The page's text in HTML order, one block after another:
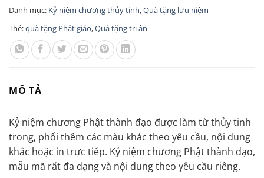
Danh mục: Kỷ niệm chương thủy tinh,Quà tặng lưu niệm
Thẻ:quà tặng Phật giáo,Quà tặng tri ân
MÔ TẢ
Kỷ niệm chương Phật thành đạo được làm từ thủy tinh
trong, phối thêm các màu khác theo yêu cầu, nội dung
khắc hoặc in trực tiếp. Kỷ niệm chương Phật thành đạo,
mẫu mã rất đa dạng và nội dung theo yêu cầu riêng.